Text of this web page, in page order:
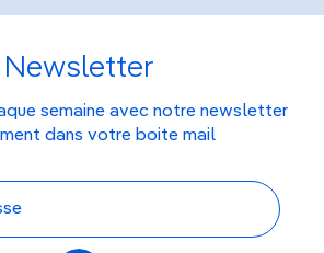
Newsletter
semaine avec notre newsletter
dans votre boite mail